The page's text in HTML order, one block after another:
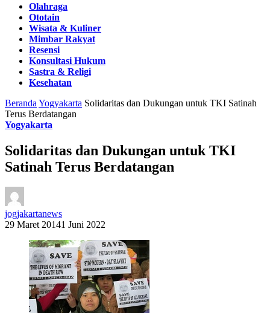
Olahraga
Ototain
Wisata & Kuliner
Mimbar Rakyat
Resensi
Konsultasi Hukum
Sastra & Religi
Kesehatan
Beranda Yogyakarta Solidaritas dan Dukungan untuk TKI Satinah
Terus Berdatangan
Yogyakarta
Solidaritas dan Dukungan untuk TKI
Satinah Terus Berdatangan
jogjakartanews
29 Maret 20141 Juni 2022